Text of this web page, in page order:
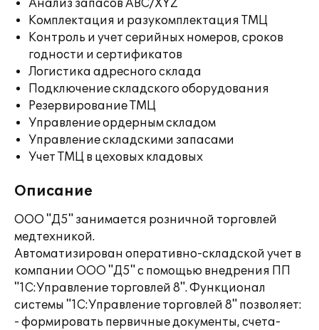
Анализ запасов ABC/XYZ
Комплектация и разукомплектация ТМЦ
Контроль и учет серийных номеров, сроков
годности и сертификатов
Логистика адресного склада
Подключение складского оборудования
Резервирование ТМЦ
Управление ордерным складом
Управление складскими запасами
Учет ТМЦ в цеховых кладовых
Описание
ООО "Д5" занимается розничной торговлей
медтехникой.
Автоматизирован оперативно-складской учет в
компании ООО "Д5" с помощью внедрения ПП
"1С:Управление торговлей 8". Функционал
системы "1С:Управление торговлей 8" позволяет:
- формировать первичные документы, счета-